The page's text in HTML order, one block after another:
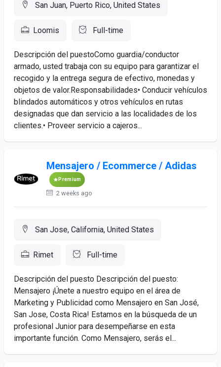
San Juan, Puerto Rico, United States
Loomis Full-time
Descripción del puestoComo guardia/conductor
armado, usted trabaja con su equipo para garantizar el
recogido y la entrega segura de efectivo, monedas y
objetos de valor.Responsabilidades• Conducir vehículos
blindados automáticos y otros vehículos en rutas
designadas que dan servicio a las localidades de los
clientes.• Proveer servicio a cajeros...
Mensajero / Ecommerce / Adidas
Premium
2 weeks ago
San Jose, California, United States
Rimet Full-time
Descripción del puesto Descripción del puesto:
Mensajero ¡Únete a nuestro equipo en el área de
Marketing y Publicidad como Mensajero en San José,
San Jose, Costa Rica! Estamos en la búsqueda de un
profesional Junior para desempeñarse en esta
importante función. Como Mensajero, serás el...